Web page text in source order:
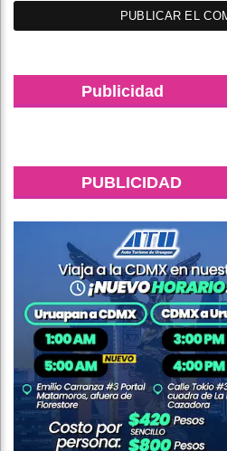
Publicidad
PUBLICIDAD